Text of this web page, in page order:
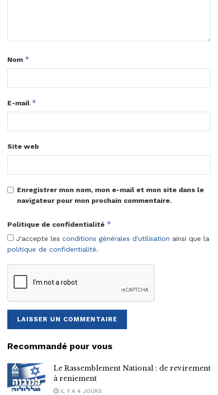
Nom *
E-mail *
Site web
Enregistrer mon nom, mon e-mail et mon site dans le
navigateur pour mon prochain commentaire.
Politique de confidentialité *
J'accepte les conditions générales d'utilisation ainsi que la
politique de confidentialité.
Recommandé pour vous
Le Rassemblement National : de revirement
à reniement
IL Y A 4 JOURS